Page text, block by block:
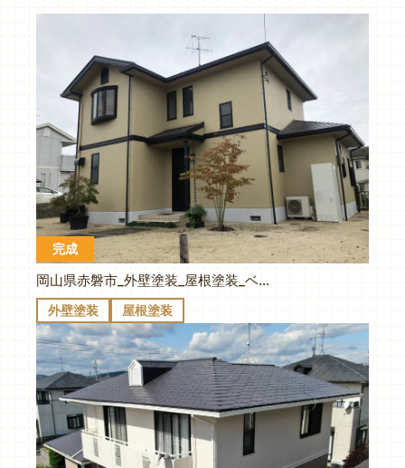
完成
岡山県赤磐市_外壁塗装_屋根塗装_ベージュで落ち着いた印象の家に。無機フッ素塗料で超耐久性！
外壁塗装 屋根塗装